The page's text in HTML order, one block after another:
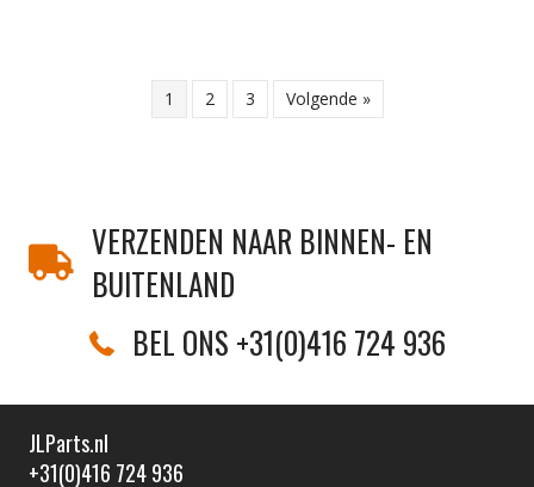
1 2 3 Volgende »
VERZENDEN NAAR BINNEN- EN
BUITENLAND
BEL ONS +31(0)416 724 936
JLParts.nl
+31(0)416 724 936